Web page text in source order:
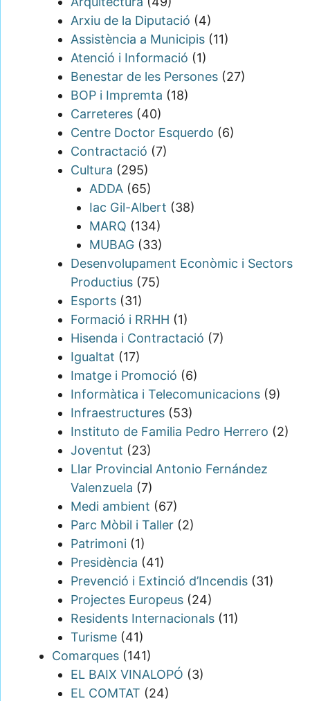
Arxiu de la Diputació (4)
Assistència a Municipis (11)
Atenció i Informació (1)
Benestar de les Persones (27)
BOP i Impremta (18)
Carreteres (40)
Centre Doctor Esquerdo (6)
Contractació (7)
Cultura (295)
ADDA (65)
Iac Gil-Albert (38)
MARQ (134)
MUBAG (33)
Desenvolupament Econòmic i Sectors
Productius (75)
Esports (31)
Formació i RRHH (1)
Hisenda i Contractació (7)
Igualtat (17)
Imatge i Promoció (6)
Informàtica i Telecomunicacions (9)
Infraestructures (53)
Instituto de Familia Pedro Herrero (2)
Joventut (23)
Llar Provincial Antonio Fernández
Valenzuela (7)
Medi ambient (67)
Parc Mòbil i Taller (2)
Patrimoni (1)
Presidència (41)
Prevenció i Extinció d’Incendis (31)
Projectes Europeus (24)
Residents Internacionals (11)
Turisme (41)
Comarques (141)
EL BAIX VINALOPÓ (3)
EL COMTAT (24)